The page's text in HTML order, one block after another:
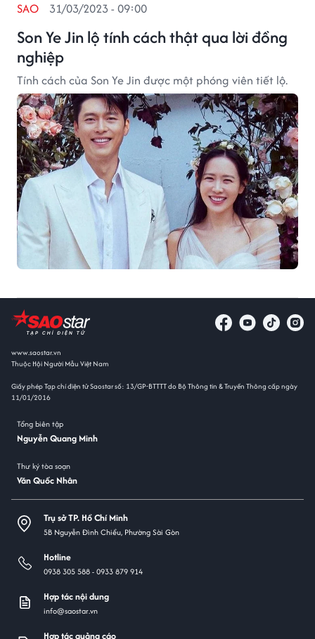
Son Ye Jin lộ tính cách thật qua lời đồng
nghiệp
SAO 31/03/2023 - 09:00
Tính cách của Son Ye Jin được một phóng viên tiết lộ.
www.saostar.vn
Thuộc Hội Người Mẫu Việt Nam
Giấy phép Tạp chí điện tử Saostar số: 13/GP-BTTTT do Bộ Thông tin & Truyền Thông cấp ngày
11/01/2016
Tổng biên tập
Nguyễn Quang Minh
Thư ký tòa soạn
Văn Quốc Nhân
Trụ sở TP. Hồ Chí Minh
5B Nguyễn Đình Chiểu, Phường Sài Gòn
Hotline
0938 305 588 -0933 879 914
Hợp tác nội dung
info@saostar.vn
Hợp tác quảng cáo